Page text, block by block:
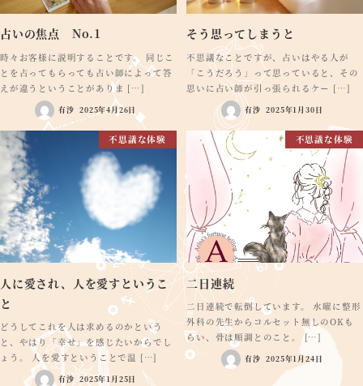
占いの焦点 No.1
時々お客様に説明することです。 同じこ
とを占ってもらっても占い師によって答
えが違うということがありま […]
有沙 2025年4月26日
そう思ってしまうと
不思議なことですが、占いはやる人が
「こうだろう」って思っていると、その
思いに占い師が引っ張られるケー […]
有沙 2025年1月30日
不思議な体験
人に愛され、人を愛すというこ
と
どうしてこれを人は求めるのかという
と、やはり「幸せ」を感じたいからでし
ょう。 人を愛すということで温 […]
有沙 2025年1月25日
不思議な体験
二日連続
二日連続で転倒しています。 水曜に整形
外科の先生からコルセット無しのOKも
らい、骨は順調とのこと。 […]
有沙 2025年1月24日